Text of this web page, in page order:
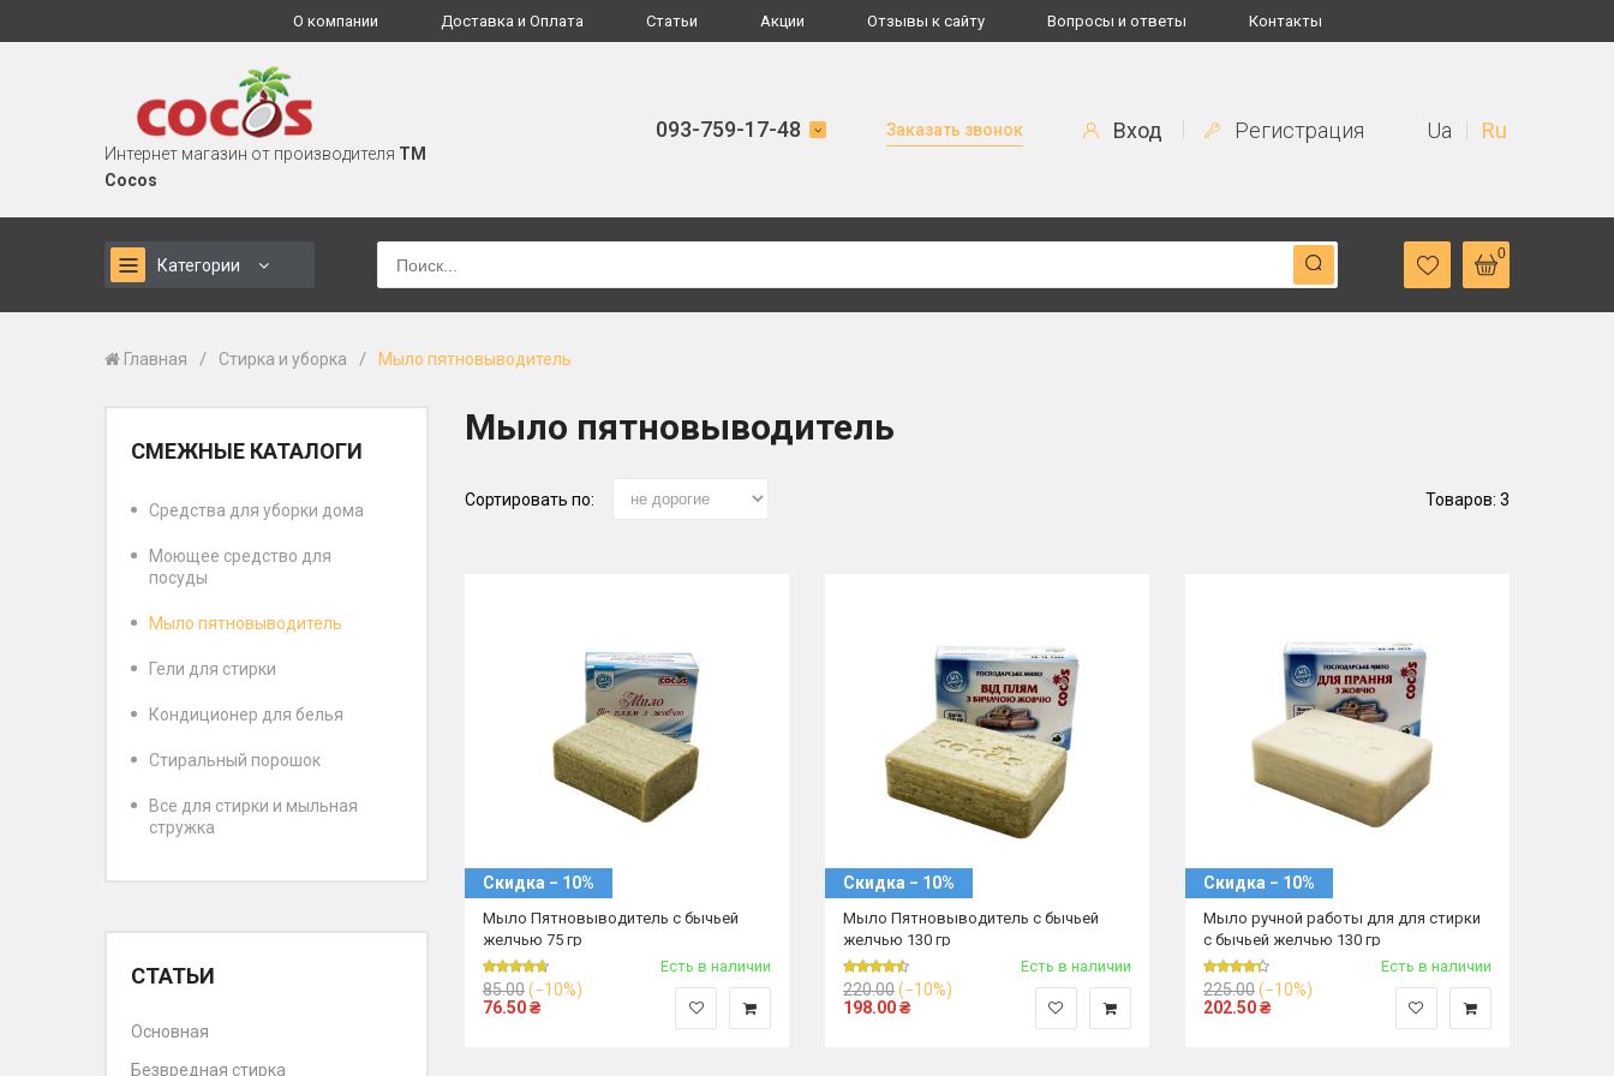
О компании Доставка и Оплата Статьи Акции Отзывы к сайту Вопросы и ответы Контакты
Интернет магазин от производителя TM
Cocos
093-759-17-48 Заказать звонок Вход Регистрация Ua Ru
Категории
0
Главная / Стирка и уборка / Мыло пятновыводитель
СМЕЖНЫЕ КАТАЛОГИ
Средства для уборки дома
Моющее средство для
посуды
Мыло пятновыводитель
Гели для стирки
Кондиционер для белья
Стиральный порошок
Все для стирки и мыльная
стружка
СТАТЬИ
Основная
Безвредная стирка
Мыло пятновыводитель
Сортировать по: Товаров: 3
Скидка − 10%
Мыло Пятновыводитель с бычьей
желчью 75 гр
Есть в наличии
85.00(−10%)
76.50₴
Скидка − 10%
Мыло Пятновыводитель с бычьей
желчью 130 гр
Есть в наличии
220.00(−10%)
198.00₴
Скидка − 10%
Мыло ручной работы для для стирки
с бычьей желчью 130 гр
Есть в наличии
225.00(−10%)
202.50₴